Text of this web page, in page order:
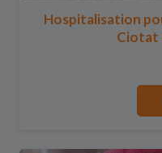
Hospitalisation
Ciotat